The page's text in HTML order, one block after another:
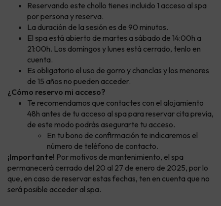
Reservando este chollo tienes incluido 1 acceso al spa
por persona y reserva.
La duración de la sesión es de 90 minutos.
El spa está abierto de martes a sábado de 14:00h a
21:00h. Los domingos y lunes está cerrado, tenlo en
cuenta.
Es obligatorio el uso de gorro y chanclas y los menores
de 15 años no pueden acceder.
¿Cómo reservo mi acceso?
Te recomendamos que contactes con el alojamiento
48h antes de tu acceso al spa para reservar cita previa,
de este modo podrás asegurarte tu acceso.
En tu bono de confirmación te indicaremos el
número de teléfono de contacto.
¡Importante! Por motivos de mantenimiento, el spa
permanecerá cerrado del 20 al 27 de enero de 2025, por lo
que, en caso de reservar estas fechas, ten en cuenta que no
será posible acceder al spa.